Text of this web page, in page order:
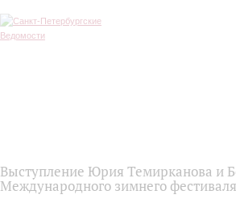
Выступление Юрия Темирканова и
Международного зимнего